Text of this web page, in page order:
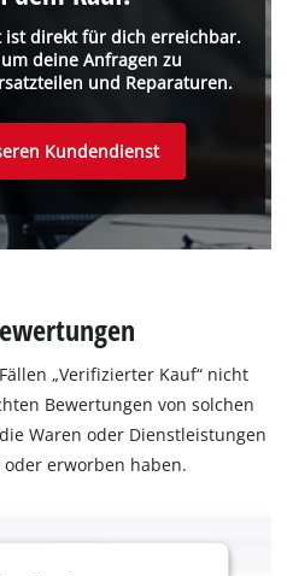
ist direkt für dich erreichbar.
deine Anfragen zu
und Reparaturen.
Kundendienst
„Verifizierter Kauf“ nicht
Bewertungen von solchen
Waren oder Dienstleistungen
erworben haben.